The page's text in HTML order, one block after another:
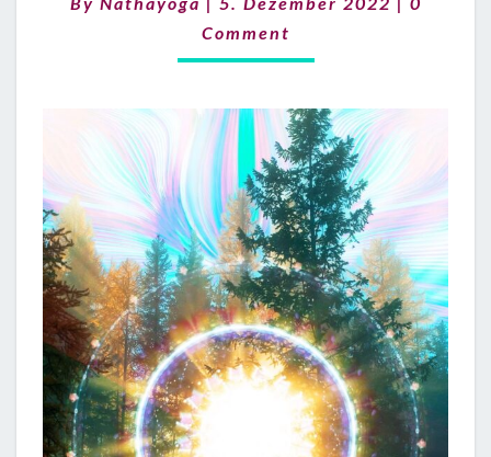
Comment